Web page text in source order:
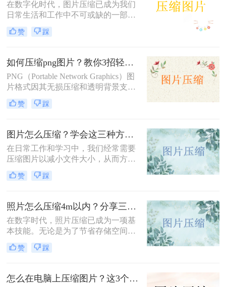
在数字化时代，图片压缩已成为我们
日常生活和工作中不可或缺的一部
分。无论是为了节省存储空间，还是
为了加快图片在网络上的传输速度，
进行图片压缩呢？本文将为您介绍四
种实用的图片压缩方法。
赞 踩
如何压缩png图片？教你3招轻松压缩！
PNG（Portable Network Graphics）图
片格式因其无损压缩和透明背景支持
而广受欢迎，但有时候文件大小可能
会过大，影响网页加载速度或文件传
本文将介绍三种压缩PNG图片的方
法，旨在帮助你在保持图像质量的前
提下减小文件大小。
赞 踩
图片怎么压缩？学会这三种方法轻松完成压缩！
在日常工作和学习中，我们经常需要
压缩图片以减小文件大小，从而方便
上传、分享或存储。那么图片怎么压
缩呢？本文将介绍三种常用的图片压
赞 踩
照片怎么压缩4m以内？分享三种实用压缩方法！
在数字时代，照片压缩已成为一项基
本技能。无论是为了节省存储空间，
还是为了加快网页加载速度，将照片
压缩到指定大小都是非常有必要的。
介绍三种常用的照片压缩方法。
赞 踩
怎么在电脑上压缩图片？这3个压缩方法分享！